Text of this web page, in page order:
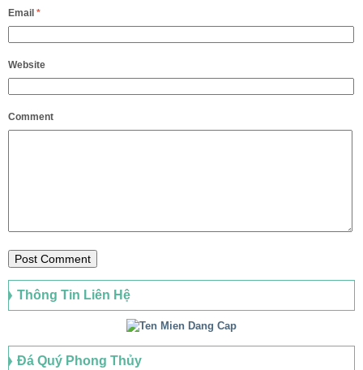
Email *
Website
Comment
Thông Tin Liên Hệ
Đá Quý Phong Thủy